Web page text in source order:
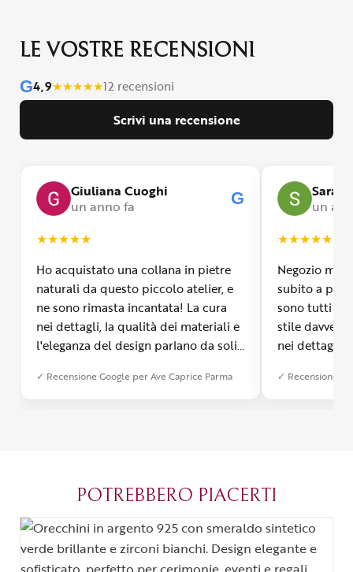
LE VOSTRE RECENSIONI
G4,9★★★★★12 recensioni
Scrivi una recensione
Giuliana Cuoghi
un anno fa
G
★★★★★
Ho acquistato una collana in pietre
naturali da questo piccolo atelier, e
ne sono rimasta incantata! La cura
nei dettagli, la qualità dei materiali e
l'eleganza del design parlano da soli.
stato impeccabile: veloce, preciso e
✓ Recensione Google per Ave Caprice Parma
Sara
un
★★★★★
Negozio
subito a
sono tutti
stile davvero
nei dettagli,
qualità e si
✓ Recensione
POTREBBERO PIACERTI